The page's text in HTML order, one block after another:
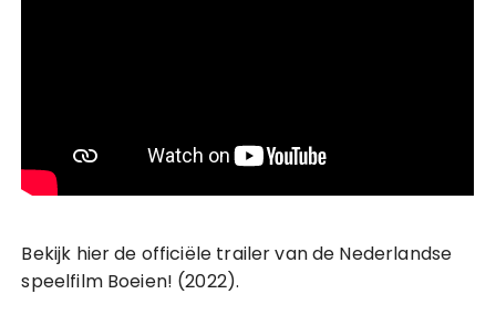
Bekijk hier de officiële trailer van de Nederlandse
speelfilm Boeien! (2022).